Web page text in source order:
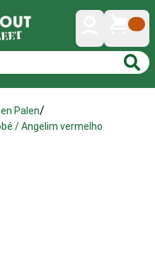
Palen/
/ Angelim vermelho